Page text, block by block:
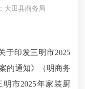
大田县商务局
印发三明市2025
的通知》（明商务
市2025年家装厨